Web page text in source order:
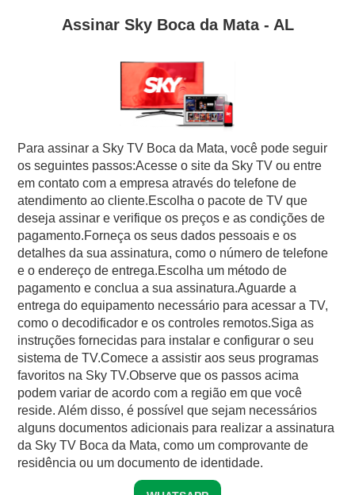
Assinar Sky Boca da Mata - AL
Para assinar a Sky TV Boca da Mata, você pode seguir
os seguintes passos:Acesse o site da Sky TV ou entre
em contato com a empresa através do telefone de
atendimento ao cliente.Escolha o pacote de TV que
deseja assinar e verifique os preços e as condições de
pagamento.Forneça os seus dados pessoais e os
detalhes da sua assinatura, como o número de telefone
e o endereço de entrega.Escolha um método de
pagamento e conclua a sua assinatura.Aguarde a
entrega do equipamento necessário para acessar a TV,
como o decodificador e os controles remotos.Siga as
instruções fornecidas para instalar e configurar o seu
sistema de TV.Comece a assistir aos seus programas
favoritos na Sky TV.Observe que os passos acima
podem variar de acordo com a região em que você
reside. Além disso, é possível que sejam necessários
alguns documentos adicionais para realizar a assinatura
da Sky TV Boca da Mata, como um comprovante de
residência ou um documento de identidade.